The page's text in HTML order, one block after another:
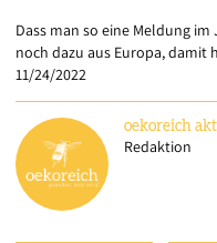
Dass man so eine Meldung
noch dazu aus Europa,
11/24/2022
oekoreich
Redaktion